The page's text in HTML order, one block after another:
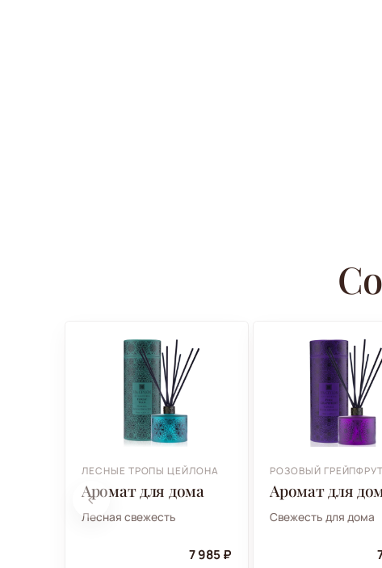
ЛЕСНЫЕ ТРОПЫ ЦЕЙЛОНА
Аромат для дома
Лесная свежесть
7 985 ₽
РОЗОВЫЙ ГРЕЙПФРУТ
Аромат для
Свежесть для дома